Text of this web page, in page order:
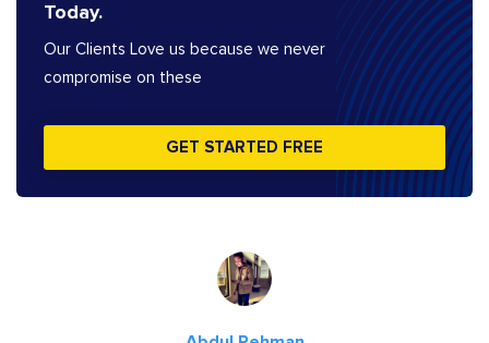
Today.
Our Clients Love us because we never
compromise on these
GET STARTED FREE